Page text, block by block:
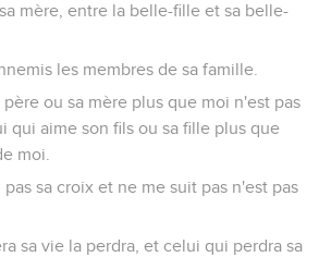
mère, entre la belle-fille et sa belle-
les membres de sa famille.
ou sa mère plus que moi n'est pas
qui aime son fils ou sa fille plus que
moi.
sa croix et ne me suit pas n'est pas
sa vie la perdra, et celui qui perdra sa